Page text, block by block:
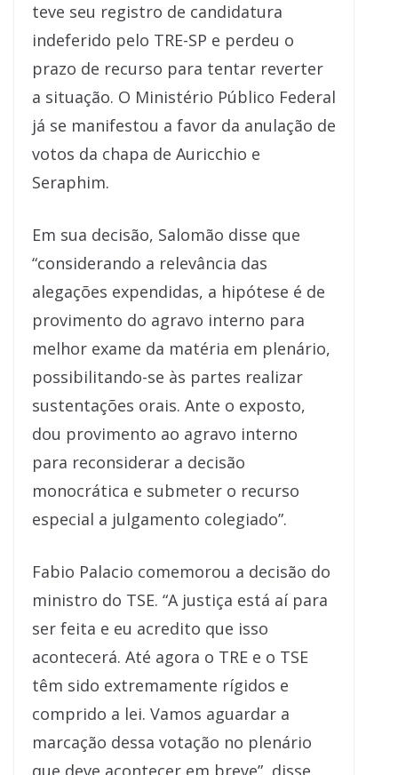
teve seu registro de candidatura
indeferido pelo TRE-SP e perdeu o
prazo de recurso para tentar reverter
a situação. O Ministério Público Federal
já se manifestou a favor da anulação de
votos da chapa de Auricchio e
Seraphim.
Em sua decisão, Salomão disse que
“considerando a relevância das
alegações expendidas, a hipótese é de
provimento do agravo interno para
melhor exame da matéria em plenário,
possibilitando-se às partes realizar
sustentações orais. Ante o exposto,
dou provimento ao agravo interno
para reconsiderar a decisão
monocrática e submeter o recurso
especial a julgamento colegiado”.
Fabio Palacio comemorou a decisão do
ministro do TSE. “A justiça está aí para
ser feita e eu acredito que isso
acontecerá. Até agora o TRE e o TSE
têm sido extremamente rígidos e
comprido a lei. Vamos aguardar a
marcação dessa votação no plenário
que deve acontecer em breve”, disse.